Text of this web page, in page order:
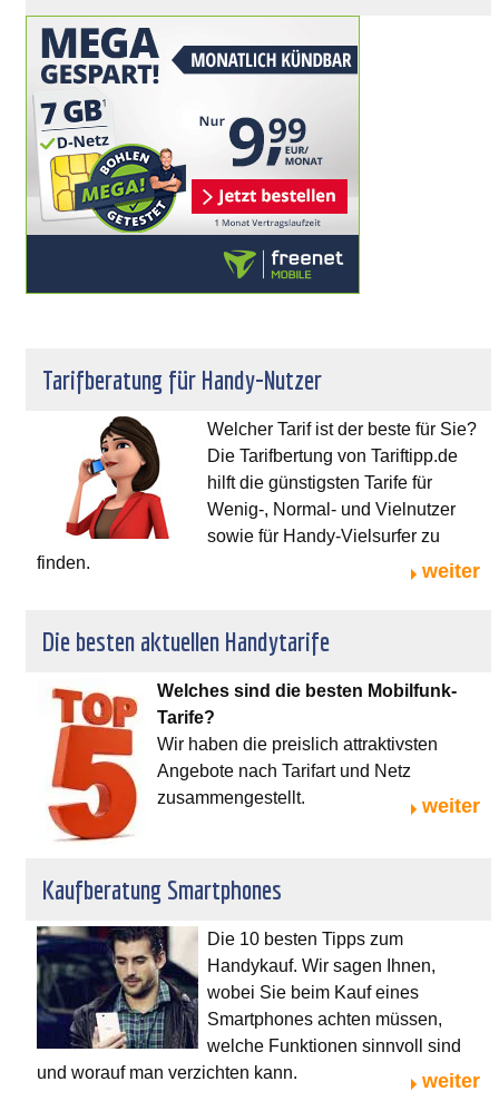
Tarifberatung für Handy-Nutzer
Welcher Tarif ist der beste für Sie?
Die Tarifbertung von Tariftipp.de
hilft die günstigsten Tarife für
Wenig-, Normal- und Vielnutzer
sowie für Handy-Vielsurfer zu
finden.
weiter
Die besten aktuellen Handytarife
Welches sind die besten Mobilfunk-
Tarife?
Wir haben die preislich attraktivsten
Angebote nach Tarifart und Netz
zusammengestellt.
weiter
Kaufberatung Smartphones
Die 10 besten Tipps zum
Handykauf. Wir sagen Ihnen,
wobei Sie beim Kauf eines
Smartphones achten müssen,
welche Funktionen sinnvoll sind
und worauf man verzichten kann.
weiter